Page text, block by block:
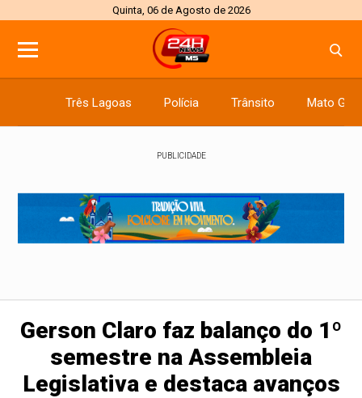
Quinta, 06 de Agosto de 2026
Três Lagoas Polícia Trânsito Mato
PUBLICIDADE
Gerson Claro faz balanço do 1º
semestre na Assembleia
Legislativa e destaca avanços